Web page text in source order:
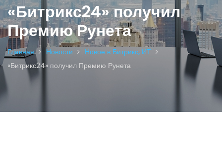
«Битрикс24» получил
Премию Рунета
Главная Новости
Новое в Битрикс, ИТ
«Битрикс24» получил Премию Рунета